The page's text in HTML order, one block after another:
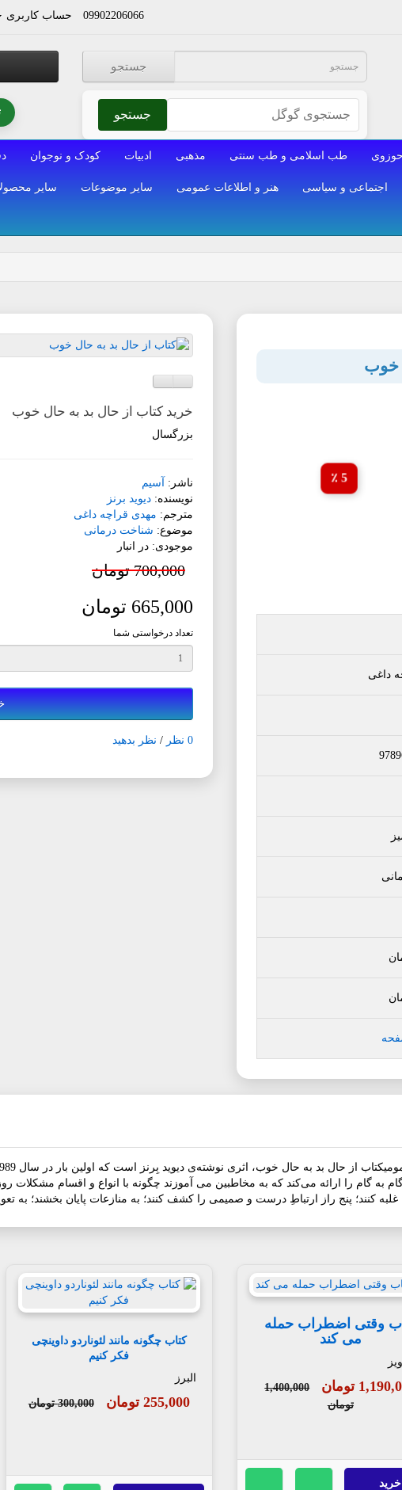
09902206066 حساب کاربری
جستجو
جستجو
طب اسلامی و طب سنتی مذهبی ادبیات کودک و نوجوان
اجتماعی و سیاسی هنر و اطلاعات عمومی سایر موضوعات سایر
خوب
5 ٪
داغی
افزودن به لیست دلخواه
مقایسه این محصول
خرید کتاب از حال بد به حال خوب
بزرگسال
ناشر:
آسیم
نویسنده: دیوید برنز
مترجم: مهدی قراچه داغی
موضوع: شناخت درمانی
موجودی: در انبار
700,000 تومان
665,000 تومان
تعداد درخواستی شما
0 نظر / نظر بدهید
به گام را ارائه می‌کند که به مخاطبین می آموزند چگونه با انواع و اقسام مشکلات
کنند؛ پنج راز ارتباطِ درست و صمیمی را کشف کنند؛ به منازعات پایان بخشند؛ به
وقتی اضطراب حمله
می کند
تومان
1,400,000
تومان
خرید
کتاب چگونه مانند لئوناردو داوینچی
فکر کنیم
البرز
255,000 تومان 300,000 تومان